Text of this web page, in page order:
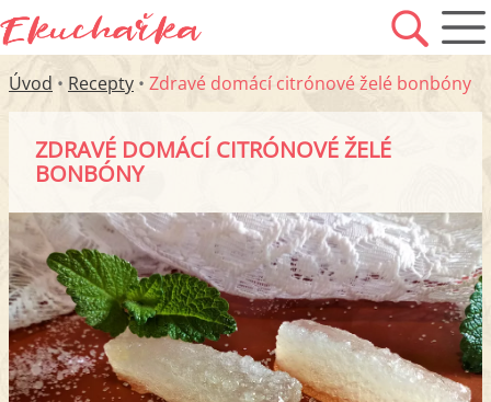
Úvod • Recepty • Zdravé domácí citrónové želé bonbóny
ZDRAVÉ DOMÁCÍ CITRÓNOVÉ ŽELÉ
BONBÓNY